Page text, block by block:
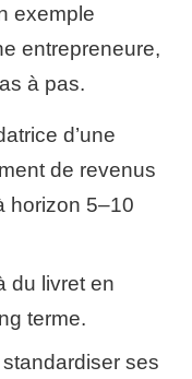
exemple
entrepreneure,
à pas.
d’une
de revenus
horizon 5–10
du livret en
terme.
ses